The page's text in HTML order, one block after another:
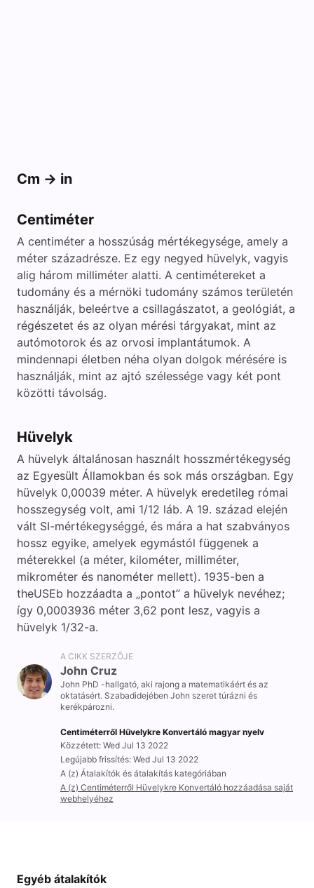
Cm -> in
Centiméter
A centiméter a hosszúság mértékegysége, amely a
méter századrésze. Ez egy negyed hüvelyk, vagyis
alig három milliméter alatti. A centimétereket a
tudomány és a mérnöki tudomány számos területén
használják, beleértve a csillagászatot, a geológiát, a
régészetet és az olyan mérési tárgyakat, mint az
autómotorok és az orvosi implantátumok. A
mindennapi életben néha olyan dolgok mérésére is
használják, mint az ajtó szélessége vagy két pont
közötti távolság.
Hüvelyk
A hüvelyk általánosan használt hosszmértékegység
az Egyesült Államokban és sok más országban. Egy
hüvelyk 0,00039 méter. A hüvelyk eredetileg római
hosszegység volt, ami 1/12 láb. A 19. század elején
vált SI-mértékegységgé, és mára a hat szabványos
hossz egyike, amelyek egymástól függenek a
méterekkel (a méter, kilométer, milliméter,
mikrométer és nanométer mellett). 1935-ben a
theUSEb hozzáadta a „pontot” a hüvelyk nevéhez;
így 0,0003936 méter 3,62 pont lesz, vagyis a
hüvelyk 1/32-a.
A CIKK SZERZŐJE
John Cruz
John PhD -hallgató, aki rajong a matematikáért és az
oktatásért. Szabadidejében John szeret túrázni és
kerékpározni.
Centiméterről Hüvelykre Konvertáló magyar nyelv
Közzétett: Wed Jul 13 2022
Legújabb frissítés: Wed Jul 13 2022
A (z) Átalakítók és átalakítás kategóriában
A (z) Centiméterről Hüvelykre Konvertáló hozzáadása saját
webhelyéhez
Egyéb átalakítók